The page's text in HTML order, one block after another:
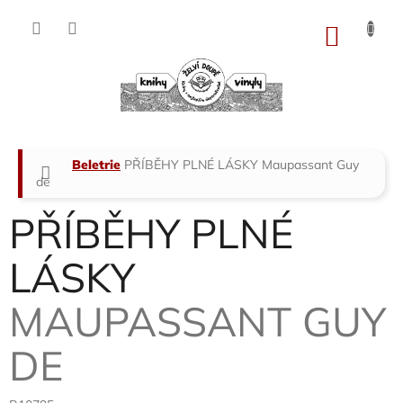
Domů
Beletrie PŘÍBĚHY PLNÉ LÁSKY Maupassant Guy
de
PŘÍBĚHY PLNÉ
LÁSKY
MAUPASSANT GUY
DE